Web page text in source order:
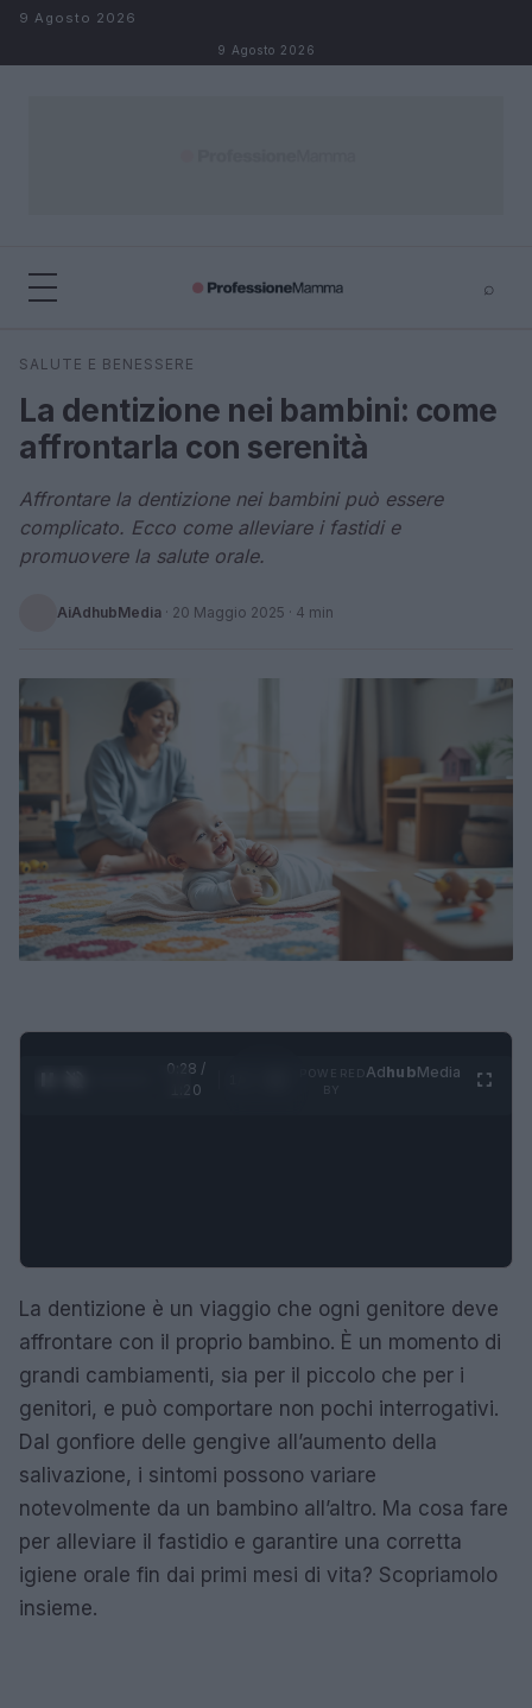
Salta al contenuto
9 Agosto 2026
9 Agosto 2026
⌕
Cerca
SALUTE E BENESSERE
La dentizione nei bambini: come
affrontarla con serenità
Affrontare la dentizione nei bambini può essere
complicato. Ecco come alleviare i fastidi e
promuovere la salute orale.
AiAdhubMedia · 20 Maggio 2025 · 4 min
0:29 /
1:20
AdhubMedia
La dentizione è un viaggio che ogni genitore deve
affrontare con il proprio bambino. È un momento di
grandi cambiamenti, sia per il piccolo che per i
genitori, e può comportare non pochi interrogativi.
Dal gonfiore delle gengive all’aumento della
salivazione, i sintomi possono variare
notevolmente da un bambino all’altro. Ma cosa fare
per alleviare il fastidio e garantire una corretta
igiene orale fin dai primi mesi di vita? Scopriamolo
insieme.